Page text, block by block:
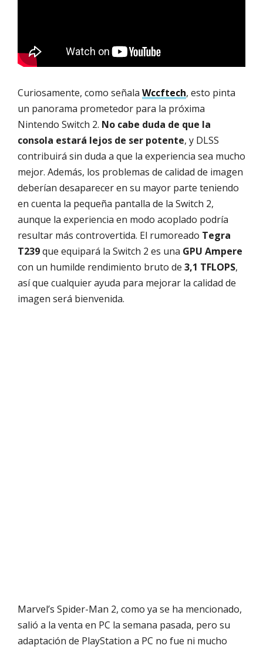
Curiosamente, como señala Wccftech, esto pinta
un panorama prometedor para la próxima
Nintendo Switch 2. No cabe duda de que la
consola estará lejos de ser potente, y DLSS
contribuirá sin duda a que la experiencia sea mucho
mejor. Además, los problemas de calidad de imagen
deberían desaparecer en su mayor parte teniendo
en cuenta la pequeña pantalla de la Switch 2,
aunque la experiencia en modo acoplado podría
resultar más controvertida. El rumoreado Tegra
T239que equipará la Switch 2 es una GPU Ampere
con un humilde rendimiento bruto de 3,1 TFLOPS,
así que cualquier ayuda para mejorar la calidad de
imagen será bienvenida.
Marvel’s Spider-Man 2, como ya se ha mencionado,
salió a la venta en PC la semana pasada, pero su
adaptación de PlayStation a PC no fue ni mucho